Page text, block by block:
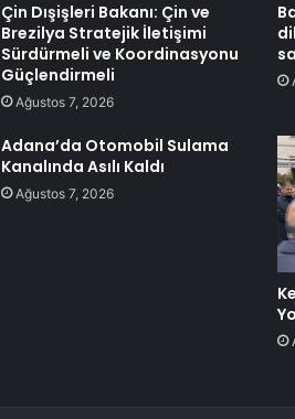
Çin Dışişleri Bakanı: Çin ve
Brezilya Stratejik İletişimi
Sürdürmeli ve Koordinasyonu
Güçlendirmeli
Ağustos 7, 2026
Adana’da Otomobil Sulama
Kanalında Asılı Kaldı
Ağustos 7, 2026